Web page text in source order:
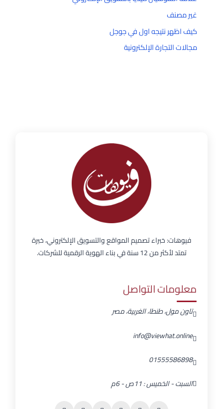
غير مصنف
كيف اظهر نتيجه اول في جوجل
مجالات التجارة الإلكترونية
فيوهات: خبراء تصميم المواقع والتسويق الإلكتروني، خبرة
تمتد لأكثر من 12 سنة في بناء الهوية الرقمية للشركات.
معلومات التواصل
تاون مول، طنطا، الغربية، مصر
info@viewhat.online
01555586898
السبت - الخميس : 11ص - 6م